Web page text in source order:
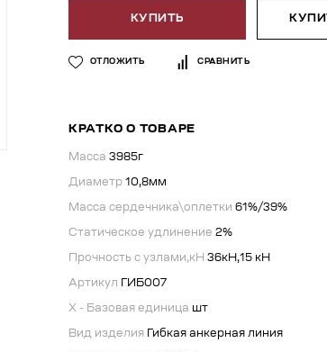
КУПИТЬ
ОТЛОЖИТЬ СРАВНИТЬ
КРАТКО О ТОВАРЕ
Масса 3985г
Диаметр 10,8мм
Масса сердечника\оплетки 61%/39%
Статическое удлинение 2%
Прочность с узлами,кН 36кН,15 кН
Артикул ГИБ007
X - Базовая единица шт
Вид изделия Гибкая анкерная линия